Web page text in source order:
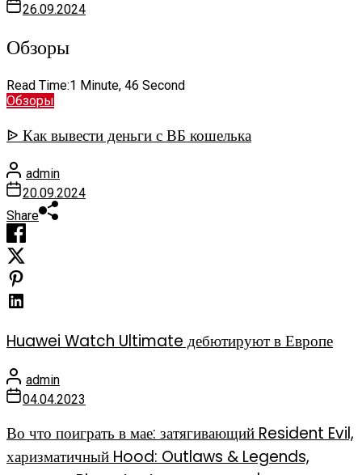
26.09.2024
Обзоры
Read Time:1 Minute, 46 Second
Обзоры
ᐉ Как вывести деньги с ВБ кошелька
admin
20.09.2024
Share
Huawei Watch Ultimate дебютируют в Европе
admin
04.04.2023
Во что поиграть в мае: затягивающий Resident Evil,
харизматичный Hood: Outlaws & Legends,